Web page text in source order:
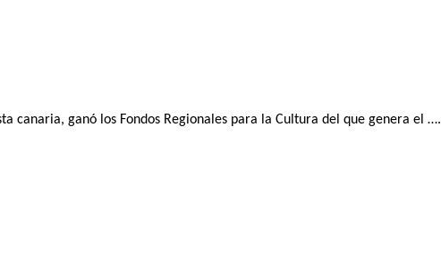
canaria, ganó los Fondos Regionales para la Cultura del que genera el ….